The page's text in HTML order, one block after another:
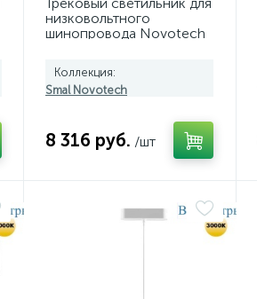
низковольтного
шинопровода Novotech
Коллекция:
Smal Novotech
8 316 руб. /шт